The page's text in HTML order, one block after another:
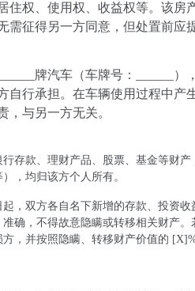
住权、使用权、收益权等。该
需征得另一方同意，但处置前应
牌汽车（车牌号：______
自行承担。在车辆使用过程中
，与另一方无关。
存款、理财产品、股票、基金等财
，均归该方个人所有。
起，双方各自名下新增的存款、投资
准确，不得故意隐瞒或转移相关财产
，并按照隐瞒、转移财产价值的